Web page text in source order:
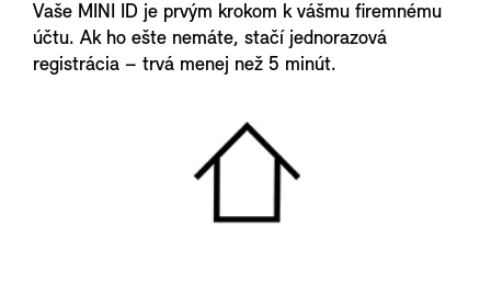
Vaše MINI ID je prvým krokom k vášmu firemnému
účtu. Ak ho ešte nemáte, stačí jednorazová
registrácia – trvá menej než 5 minút.